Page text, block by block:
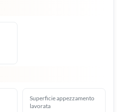
Superficie appezzamento
lavorata